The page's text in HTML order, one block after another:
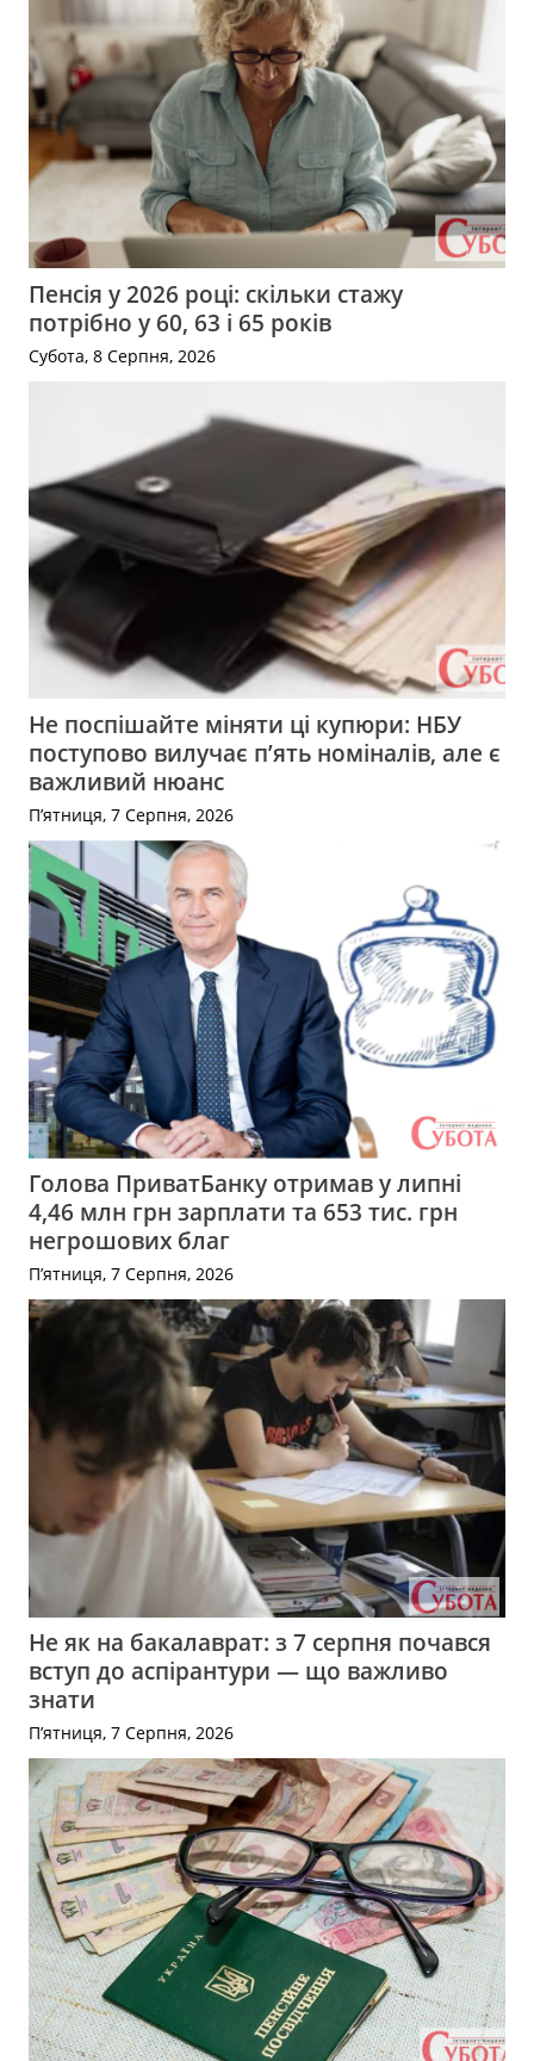
Пенсія у 2026 році: скільки стажу
потрібно у 60, 63 і 65 років
Субота, 8 Серпня, 2026
Не поспішайте міняти ці купюри: НБУ
поступово вилучає п’ять номіналів, але є
важливий нюанс
П’ятниця, 7 Серпня, 2026
Голова ПриватБанку отримав у липні
4,46 млн грн зарплати та 653 тис. грн
негрошових благ
П’ятниця, 7 Серпня, 2026
Не як на бакалаврат: з 7 серпня почався
вступ до аспірантури — що важливо
знати
П’ятниця, 7 Серпня, 2026